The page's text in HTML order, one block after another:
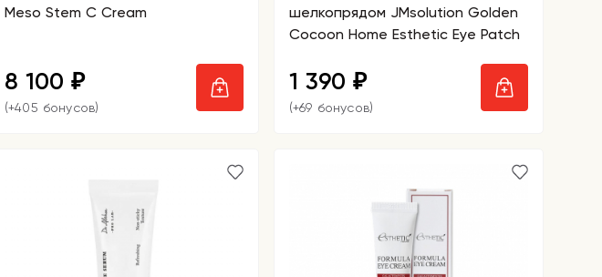
Meso Stem C Cream
8 100 ₽
(+405 бонусов)
шелкопрядом JMsolution Golden
Cocoon Home Esthetiс Eye Patch
1 390 ₽
(+69 бонусов)